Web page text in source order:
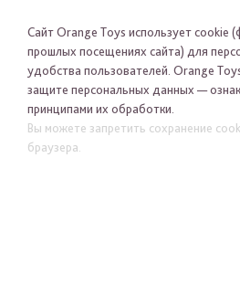
ПОРОСЕНОК НИКИ РУСАЛКА
-
Я хочу получать новости
Сайт Orange Toys использует cookie
прошлых посещениях сайта) для
удобства пользователей. Orange
защите персональных данных —
принципами их обработки.
Вы можете запретить сохранение
браузера.